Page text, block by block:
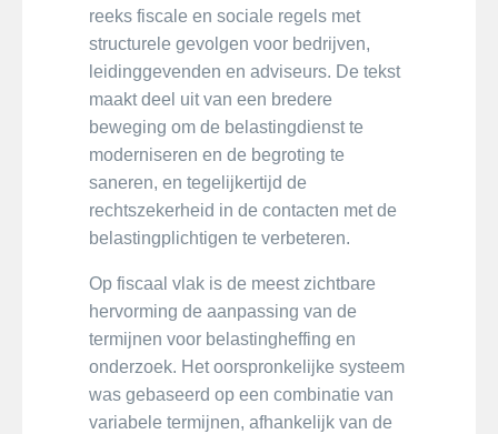
reeks fiscale en sociale regels met
structurele gevolgen voor bedrijven,
leidinggevenden en adviseurs. De tekst
maakt deel uit van een bredere
beweging om de belastingdienst te
moderniseren en de begroting te
saneren, en tegelijkertijd de
rechtszekerheid in de contacten met de
belastingplichtigen te verbeteren.
Op fiscaal vlak is de meest zichtbare
hervorming de aanpassing van de
termijnen voor belastingheffing en
onderzoek. Het oorspronkelijke systeem
was gebaseerd op een combinatie van
variabele termijnen, afhankelijk van de